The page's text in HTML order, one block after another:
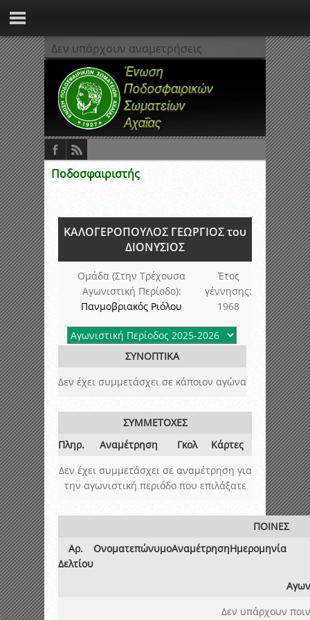
Δεν υπάρχουν αναμετρήσεις
Ποδοσφαιριστής
ΚΑΛΟΓΕΡΟΠΟΥΛΟΣ ΓΕΩΡΓΙΟΣ του
ΔΙΟΝΥΣΙΟΣ
Ομάδα (Στην Τρέχουσα
Αγωνιστική Περίοδο):
Πανμοβριακός Ριόλου
Έτος
γέννησης:
1968
ΣΥΝΟΠΤΙΚΑ
Δεν έχει συμμετάσχει σε κάποιον αγώνα
ΣΥΜΜΕΤΟΧΕΣ
Πληρ.
Αναμέτρηση Γκολ
Κάρτες
Δεν έχει συμμετάσχει σε αναμέτρηση για
την αγωνιστική περιόδο που επιλάξατε
ΠΟΙΝΕΣ
Αρ.
Δελτίου
ΟνοματεπώνυμοΑναμέτρησηΗμερομηνία
Δεν υπάρχουν